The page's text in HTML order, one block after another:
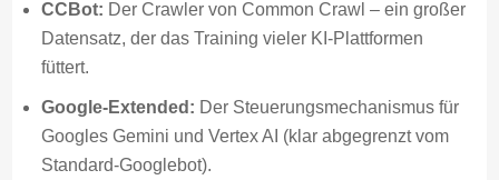
CCBot: Der Crawler von Common Crawl – ein großer
Datensatz, der das Training vieler KI-Plattformen
füttert.
Google-Extended: Der Steuerungsmechanismus für
Googles Gemini und Vertex AI (klar abgegrenzt vom
Standard-Googlebot).